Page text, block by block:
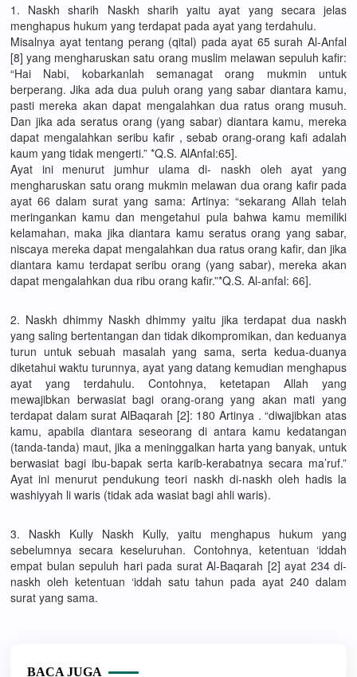
1. Naskh sharih Naskh sharih yaitu ayat yang secara jelas
menghapus hukum yang terdapat pada ayat yang terdahulu.
Misalnya ayat tentang perang (qital) pada ayat 65 surah Al-Anfal
[8] yang mengharuskan satu orang muslim melawan sepuluh kafir:
“Hai Nabi, kobarkanlah semanagat orang mukmin untuk
berperang. Jika ada dua puluh orang yang sabar diantara kamu,
pasti mereka akan dapat mengalahkan dua ratus orang musuh.
Dan jika ada seratus orang (yang sabar) diantara kamu, mereka
dapat mengalahkan seribu kafir , sebab orang-orang kafi adalah
kaum yang tidak mengerti.” *Q.S. AlAnfal:65].
Ayat ini menurut jumhur ulama di- naskh oleh ayat yang
mengharuskan satu orang mukmin melawan dua orang kafir pada
ayat 66 dalam surat yang sama: Artinya: “sekarang Allah telah
meringankan kamu dan mengetahui pula bahwa kamu memiliki
kelamahan, maka jika diantara kamu seratus orang yang sabar,
niscaya mereka dapat mengalahkan dua ratus orang kafir, dan jika
diantara kamu terdapat seribu orang (yang sabar), mereka akan
dapat mengalahkan dua ribu orang kafir.”*Q.S. Al-anfal: 66].
2. Naskh dhimmy Naskh dhimmy yaitu jika terdapat dua naskh
yang saling bertentangan dan tidak dikompromikan, dan keduanya
turun untuk sebuah masalah yang sama, serta kedua-duanya
diketahui waktu turunnya, ayat yang datang kemudian menghapus
ayat yang terdahulu. Contohnya, ketetapan Allah yang
mewajibkan berwasiat bagi orang-orang yang akan mati yang
terdapat dalam surat AlBaqarah [2]: 180 Artinya . “diwajibkan atas
kamu, apabila diantara seseorang di antara kamu kedatangan
(tanda-tanda) maut, jika a meninggalkan harta yang banyak, untuk
berwasiat bagi ibu-bapak serta karib-kerabatnya secara ma’ruf.”
Ayat ini menurut pendukung teori naskh di-naskh oleh hadis la
washiyyah li waris (tidak ada wasiat bagi ahli waris).
3. Naskh Kully Naskh Kully, yaitu menghapus hukum yang
sebelumnya secara keseluruhan. Contohnya, ketentuan ‘iddah
empat bulan sepuluh hari pada surat Al-Baqarah [2] ayat 234 di-
naskh oleh ketentuan ‘iddah satu tahun pada ayat 240 dalam
surat yang sama.
BACA JUGA